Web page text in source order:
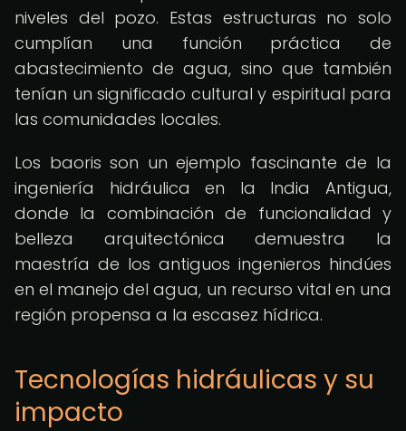
niveles del pozo. Estas estructuras no solo
cumplían una función práctica de
abastecimiento de agua, sino que también
tenían un significado cultural y espiritual para
las comunidades locales.
Los baoris son un ejemplo fascinante de la
ingeniería hidráulica en la India Antigua,
donde la combinación de funcionalidad y
belleza arquitectónica demuestra la
maestría de los antiguos ingenieros hindúes
en el manejo del agua, un recurso vital en una
región propensa a la escasez hídrica.
Tecnologías hidráulicas y su
impacto